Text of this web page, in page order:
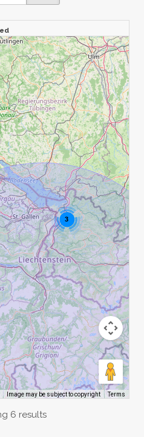
3
Image may be subject to copyright Terms
6 results